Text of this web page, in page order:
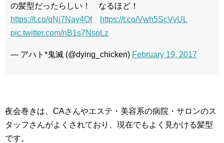
の髪型だったらしい！ なるほど！
https://t.co/qNj7Nay4Of
https://t.co/Vwh5ScVvUL
pic.twitter.com/nB1s7NsoLz
— アハト*鬼滅 (@dying_chicken) February 19, 2017
夜会巻きは、CAさんやエステ・美容系の病院・サロンのス
タッフさんがよくされており、現在でもよく見かける髪型
です。